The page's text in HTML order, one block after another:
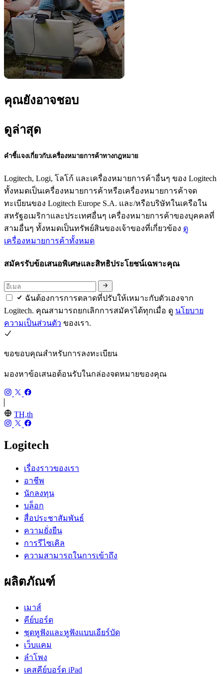
คุณยังอาจชอบ
ดูล่าสุด
คำชี้แจงเกี่ยวกับเครื่องหมายการค้าทางกฎหมาย
Logitech, Logi, โลโก้ และเครื่องหมายการค้าอื่นๆ ของ Logitech
ทั้งหมดเป็นเครื่องหมายการค้าหรือเครื่องหมายการค้าจด
ทะเบียนของ Logitech Europe S.A. และ/หรือบริษัทในเครือใน
สหรัฐอเมริกาและประเทศอื่นๆ เครื่องหมายการค้าของบุคคลที่
สามอื่นๆ ทั้งหมดเป็นทรัพย์สินของเจ้าของที่เกี่ยวข้อง ดู
เครื่องหมายการค้าทั้งหมด
สมัครรับข้อเสนอพิเศษและสิทธิประโยชน์เฉพาะคุณ
ฉันต้องการการตลาดที่ปรับให้เหมาะกับตัวเองจาก
Logitech. คุณสามารถยกเลิกการสมัครได้ทุกเมื่อ ดู นโยบาย
ความเป็นส่วนตัว ของเรา.
ขอขอบคุณสำหรับการลงทะเบียน
มองหาข้อเสนอต้อนรับในกล่องจดหมายของคุณ
TH,th
Logitech
เรื่องราวของเรา
อาชีพ
นักลงทุน
บล็อก
สื่อประชาสัมพันธ์
ความยั่งยืน
การรีไซเคิล
ความสามารถในการเข้าถึง
ผลิตภัณฑ์
เมาส์
คีย์บอร์ด
ชุดหูฟังและหูฟังแบบเอียร์บัด
เว็บแคม
ลำโพง
เคสคีย์บอร์ด iPad